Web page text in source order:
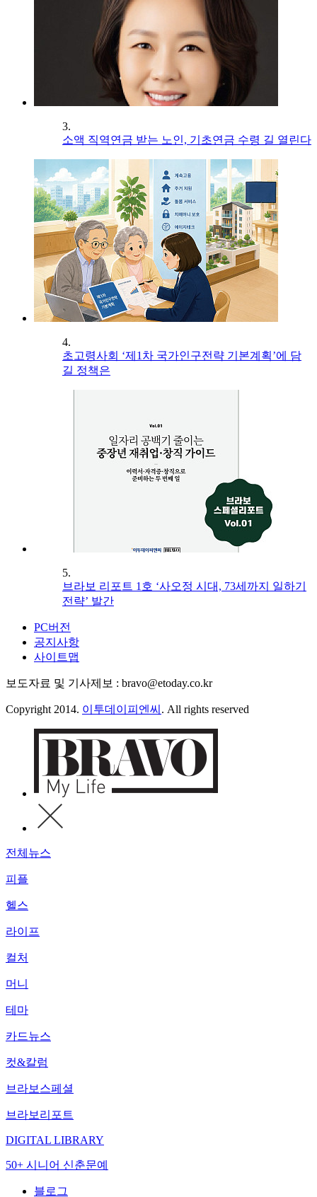
3.
소액 직역연금 받는 노인, 기초연금 수령 길 열린다
4.
초고령사회 ‘제1차 국가인구전략 기본계획’에 담
길 정책은
5.
브라보 리포트 1호 ‘사오정 시대, 73세까지 일하기
전략’ 발간
PC버전
공지사항
사이트맵
보도자료 및 기사제보 : bravo@etoday.co.kr
Copyright 2014. 이투데이피엔씨 . All rights reserved
전체뉴스
피플
헬스
라이프
컬처
머니
테마
카드뉴스
컷&칼럼
브라보스페셜
브라보리포트
DIGITAL LIBRARY
50+ 시니어 신춘문예
블로그